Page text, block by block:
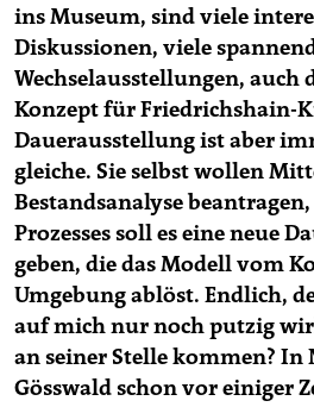
ins Museum, sind viele
Diskussionen, viele
Wechselausstellungen, auch
Konzept für Friedrichshain-
Dauerausstellung ist aber
gleiche. Sie selbst wollen
Bestandsanalyse beantragen,
Prozesses soll es eine neue
geben, die das Modell vom
Umgebung ablöst. Endlich,
auf mich nur noch putzig
an seiner Stelle kommen?
Gösswald schon vor einiger